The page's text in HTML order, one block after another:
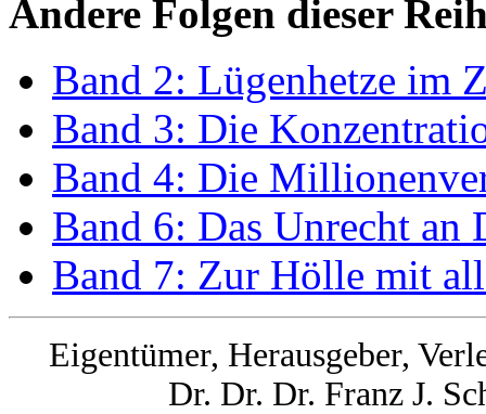
Andere Folgen dieser
Band 2: Lügenhetze im
Band 3: Die
Band 4: Die
Band 6: Das Unrecht an
Band 7: Zur Hölle mit
Eigentümer, Herausgeber,
Dr. Dr. Dr. Franz J.